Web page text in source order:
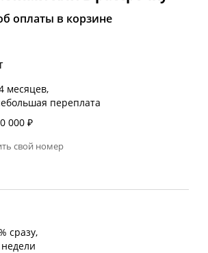
оплаты в корзине
месяцев,
переплата
000 ₽
свой номер
сразу,